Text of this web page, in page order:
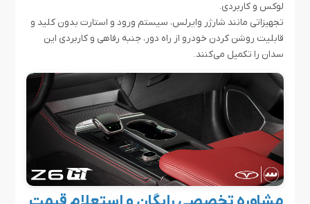
لوکس و کاربردی.
تجهیزاتی مانند شارژر وایرلس، سیستم ورود و استارت بدون کلید و
قابلیت روشن کردن خودرو از راه دور، جنبه رفاهی و کاربردی این
سدان را تکمیل می‌کنند.